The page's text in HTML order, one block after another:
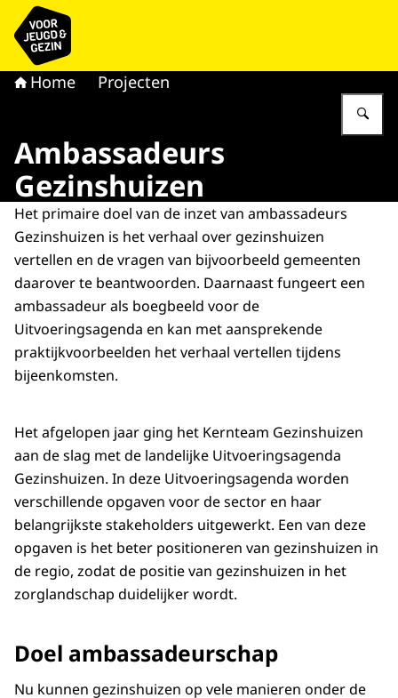
Naar de homepage van voor Jeugd & Gezin
Home Projecten
Ambassadeurs
Gezinshuizen
Het primaire doel van de inzet van ambassadeurs
Gezinshuizen is het verhaal over gezinshuizen
vertellen en de vragen van bijvoorbeeld gemeenten
daarover te beantwoorden. Daarnaast fungeert een
ambassadeur als boegbeeld voor de
Uitvoeringsagenda en kan met aansprekende
praktijkvoorbeelden het verhaal vertellen tijdens
bijeenkomsten.
Het afgelopen jaar ging het Kernteam Gezinshuizen
aan de slag met de landelijke Uitvoeringsagenda
Gezinshuizen. In deze Uitvoeringsagenda worden
verschillende opgaven voor de sector en haar
belangrijkste stakeholders uitgewerkt. Een van deze
opgaven is het beter positioneren van gezinshuizen in
de regio, zodat de positie van gezinshuizen in het
zorglandschap duidelijker wordt.
Doel ambassadeurschap
Nu kunnen gezinshuizen op vele manieren onder de